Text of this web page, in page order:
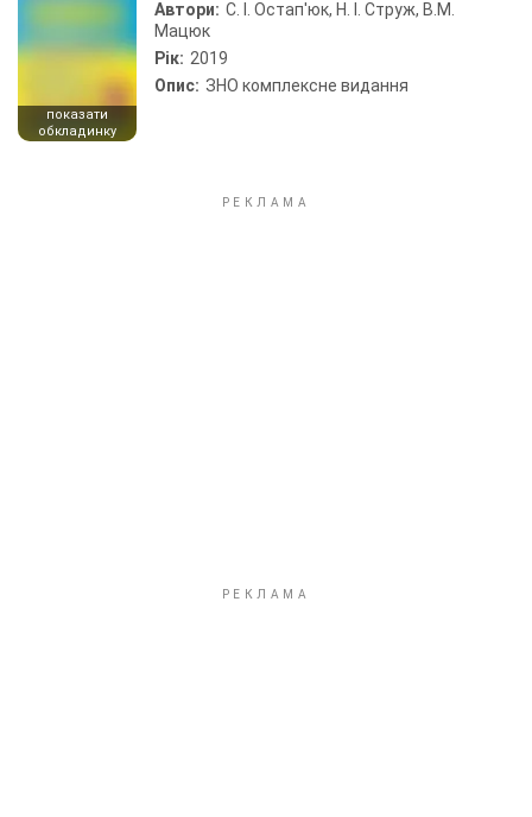
показати
обкладинку
Автори: С. І. Остап'юк, Н. І. Струж, В.М.
Мацюк
Рік: 2019
Опис: ЗНО комплексне видання